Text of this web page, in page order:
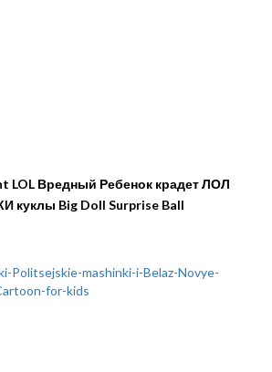
LOL Вредный Ребенок крадет ЛОЛ
куклы Big Doll Surprise Ball